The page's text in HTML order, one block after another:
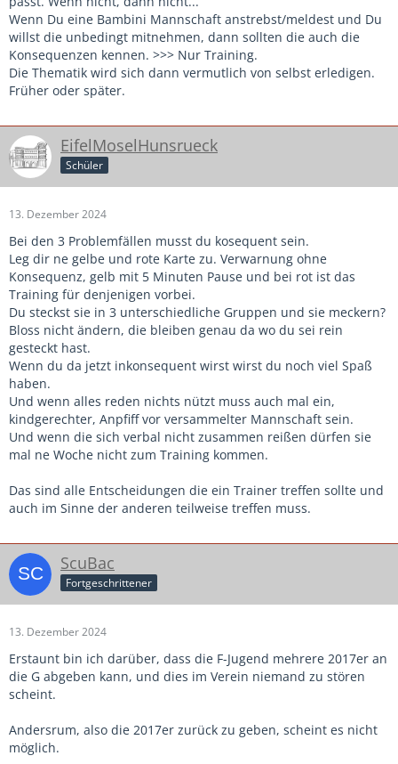
Wenn Du eine Bambini Mannschaft anstrebst/meldest und Du
willst die unbedingt mitnehmen, dann sollten die auch die
Konsequenzen kennen. >>> Nur Training.
Die Thematik wird sich dann vermutlich von selbst erledigen.
Früher oder später.
EifelMoselHunsrueck
Schüler
13. Dezember 2024
Bei den 3 Problemfällen musst du kosequent sein.
Leg dir ne gelbe und rote Karte zu. Verwarnung ohne
Konsequenz, gelb mit 5 Minuten Pause und bei rot ist das
Training für denjenigen vorbei.
Du steckst sie in 3 unterschiedliche Gruppen und sie meckern?
Bloss nicht ändern, die bleiben genau da wo du sei rein
gesteckt hast.
Wenn du da jetzt inkonsequent wirst wirst du noch viel Spaß
haben.
Und wenn alles reden nichts nützt muss auch mal ein,
kindgerechter, Anpfiff vor versammelter Mannschaft sein.
Und wenn die sich verbal nicht zusammen reißen dürfen sie
mal ne Woche nicht zum Training kommen.
Das sind alle Entscheidungen die ein Trainer treffen sollte und
auch im Sinne der anderen teilweise treffen muss.
ScuBac
Fortgeschrittener
13. Dezember 2024
Erstaunt bin ich darüber, dass die F-Jugend mehrere 2017er an
die G abgeben kann, und dies im Verein niemand zu stören
scheint.
Andersrum, also die 2017er zurück zu geben, scheint es nicht
möglich.